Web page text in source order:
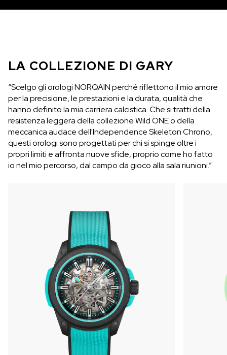
LA COLLEZIONE DI GARY
“Scelgo gli orologi NORQAIN perché riflettono il mio amore
per la precisione, le prestazioni e la durata, qualità che
hanno definito la mia carriera calcistica. Che si tratti della
resistenza leggera della collezione Wild ONE o della
meccanica audace dell'Independence Skeleton Chrono,
questi orologi sono progettati per chi si spinge oltre i
propri limiti e affronta nuove sfide, proprio come ho fatto
io nel mio percorso, dal campo da gioco alla sala riunioni.”